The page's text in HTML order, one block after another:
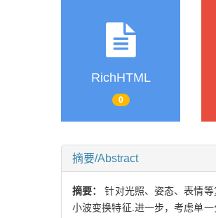
RichHTML
0
摘要/Abstract
摘要：针对光照、姿态、表情
小波变换特征.进一步，考虑单